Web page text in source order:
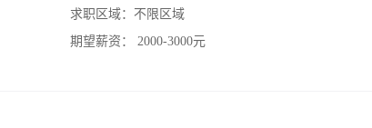
求职区域： 不限区域
期望薪资：
2000-3000元